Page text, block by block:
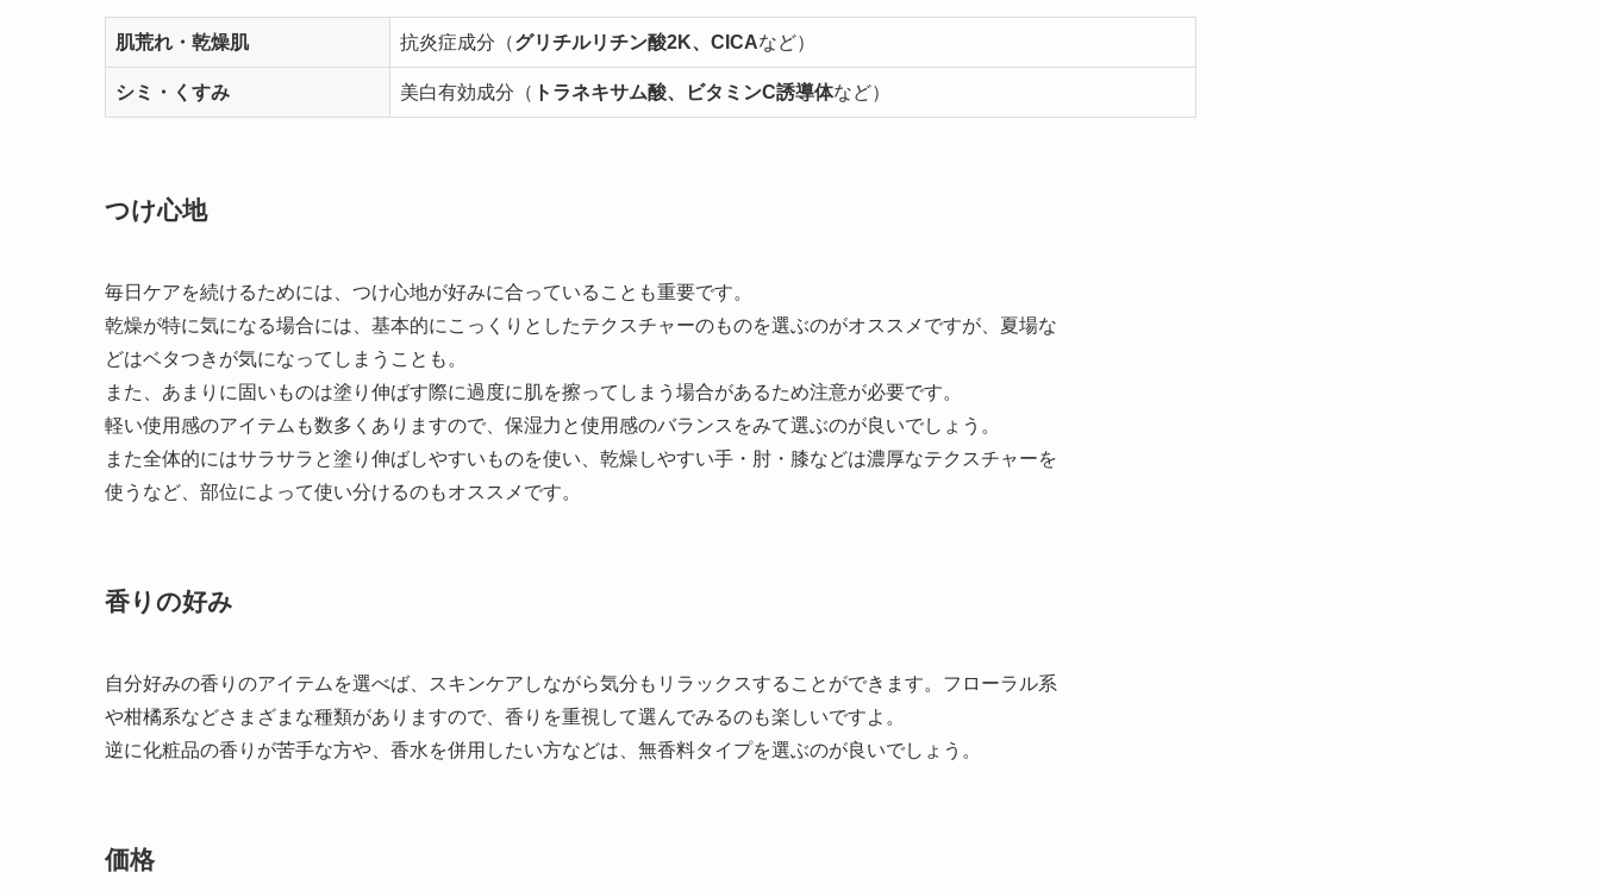
肌荒れ・乾燥肌 抗炎症成分（グリチルリチン酸2K、CICAなど）
シミ・くすみ 美白有効成分（ トラネキサム酸、ビタミンC誘導体など）
つけ心地
毎日ケアを続けるためには、つけ心地が好みに合っていることも重要です。
乾燥が特に気になる場合には、基本的にこっくりとしたテクスチャーのものを選ぶのがオススメですが、夏場な
どはベタつきが気になってしまうことも。
また、あまりに固いものは塗り伸ばす際に過度に肌を擦ってしまう場合があるため注意が必要です。
軽い使用感のアイテムも数多くありますので、保湿力と使用感のバランスをみて選ぶのが良いでしょう。
また全体的にはサラサラと塗り伸ばしやすいものを使い、乾燥しやすい手・肘・膝などは濃厚なテクスチャーを
使うなど、部位によって使い分けるのもオススメです。
香りの好み
自分好みの香りのアイテムを選べば、スキンケアしながら気分もリラックスすることができます。フローラル系
や柑橘系などさまざまな種類がありますので、香りを重視して選んでみるのも楽しいですよ。
逆に化粧品の香りが苦手な方や、香水を併用したい方などは、無香料タイプを選ぶのが良いでしょう。
価格